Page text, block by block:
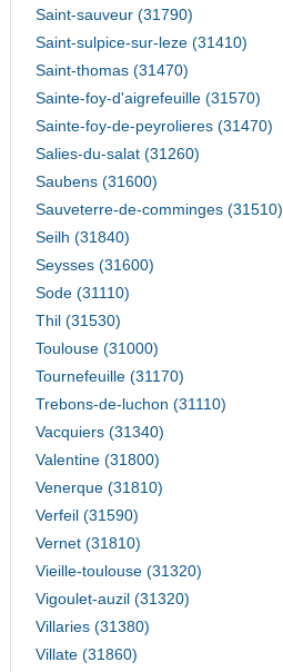
Saint-sauveur (31790)
Saint-sulpice-sur-leze (31410)
Saint-thomas (31470)
Sainte-foy-d'aigrefeuille (31570)
Sainte-foy-de-peyrolieres (31470)
Salies-du-salat (31260)
Saubens (31600)
Sauveterre-de-comminges (31510)
Seilh (31840)
Seysses (31600)
Sode (31110)
Thil (31530)
Toulouse (31000)
Tournefeuille (31170)
Trebons-de-luchon (31110)
Vacquiers (31340)
Valentine (31800)
Venerque (31810)
Verfeil (31590)
Vernet (31810)
Vieille-toulouse (31320)
Vigoulet-auzil (31320)
Villaries (31380)
Villate (31860)